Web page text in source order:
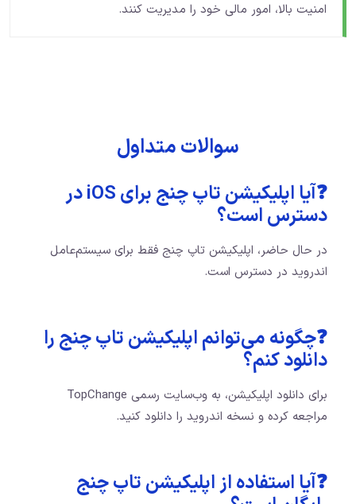
امنیت بالا، امور مالی خود را مدیریت کنند.
سوالات متداول
❓آیا اپلیکیشن تاپ چنج برای iOS در
دسترس است؟
در حال حاضر، اپلیکیشن تاپ چنج فقط برای سیستم‌عامل
اندروید در دسترس است.
❓چگونه می‌توانم اپلیکیشن تاپ چنج را
دانلود کنم؟
برای دانلود اپلیکیشن، به وب‌سایت رسمی TopChange
مراجعه کرده و نسخه اندروید را دانلود کنید.
❓آیا استفاده از اپلیکیشن تاپ چنج